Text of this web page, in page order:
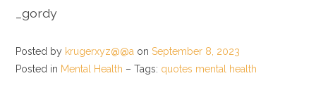
_gordy
Posted by krugerxyz@@a onSeptember 8, 2023
Posted in Mental Health – Tags: quotes mental health